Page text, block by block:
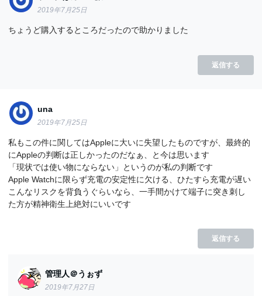
2019年7月25日
ちょうど購入するところだったので助かりました
返信する
una
2019年7月25日
私もこの件に関してはAppleに大いに失望したものですが、最終的
にAppleの判断は正しかったのだなぁ、と今は思います
「現状では使い物にならない」というのが私の判断です
Apple Watchに限らず充電の安定性に欠ける、ひたすら充電が遅い
こんなリスクを背負うぐらいなら、一手間かけて端子に突き刺し
た方が精神衛生上絶対にいいです
返信する
管理人＠うぉず
2019年7月27日